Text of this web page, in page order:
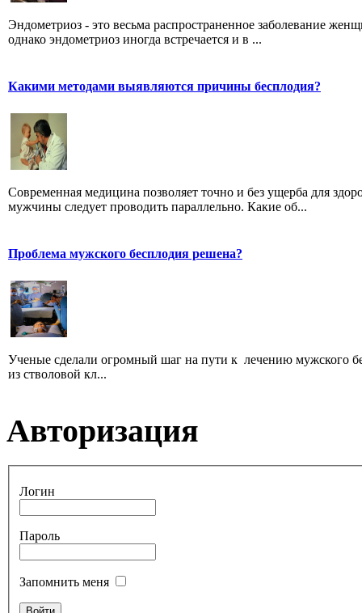
Эндометриоз - это весьма распространенное заболевание
однако эндометриоз иногда встречается и в ...
Какими методами выявляются причины бесплодия?
Современная медицина позволяет точно и без ущерба для
мужчины следует проводить параллельно. Какие об...
Проблема мужского бесплодия решена?
Ученые сделали огромный шаг на пути к лечению мужского
из стволовой кл...
Авторизация
Логин
Пароль
Запомнить меня